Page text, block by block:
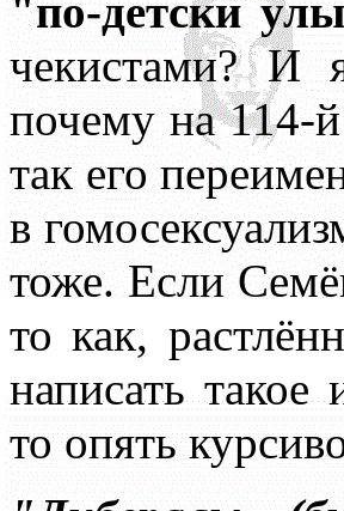
"по-детски
чекистами? И
почему на 114-
так его
в
тоже. Если
то как,
написать такое
то опять